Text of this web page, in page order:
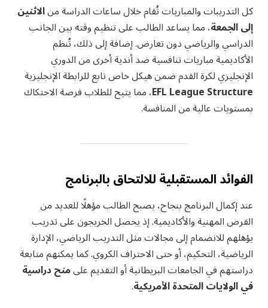
كل التدريبات والمباريات تُقام خلال ساعات الدراسة منالاثنين
إلى الجمعة، مما يساعد الطالب على تنظيم وقته بين الجانب
الدراسي والرياضي دون تعارض. إضافة إلى ذلك، تُنظم
الأكاديمية مباريات تنافسية ضد أندية أخرى من الدوري
الإنجليزي لكرة القدم ضمن هيكل خاص تابع للرابطة الإنجليزية
EFL League Structure، مما يتيح للطلاب فرصة الاحتكاك
بمستويات عالية من المنافسة.
الفوائد المستقبلية للالتحاق بالبرنامج
عند إكمال البرنامج بنجاح، يصبح الطالب مؤهلًا للعديد من
الفرص المهنية والأكاديمية. إذ يحصل الخريجون على تدريب
يؤهلهم للانضمام إلى مجالات مثل التدريب الرياضي، الإدارة
الرياضية، التحكيم، أو حتى الاحتراف الكروي. كما يمكنهم متابعة
دراستهم في الجامعات البريطانية أو التقديم علىمنح دراسية
في الولايات المتحدة الأمريكية.